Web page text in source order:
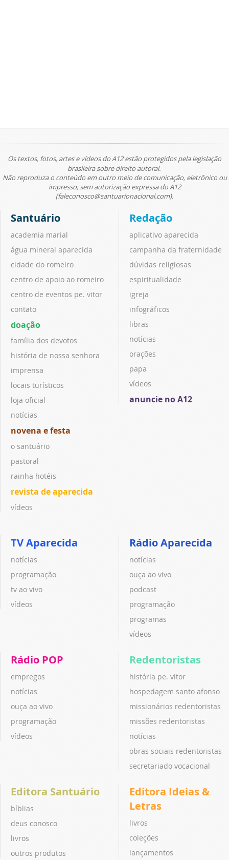
Os textos, fotos, artes e vídeos do A12 estão protegidos pela legislação
brasileira sobre direito autoral.
Não reproduza o conteúdo em outro meio de comunicação, eletrônico ou
impresso, sem autorização expressa do A12
(faleconosco@santuarionacional.com).
Santuário
academia marial
água mineral aparecida
cidade do romeiro
centro de apoio ao romeiro
centro de eventos pe. vitor
contato
doação
família dos devotos
história de nossa senhora
imprensa
locais turísticos
loja oficial
notícias
novena e festa
o santuário
pastoral
rainha hotéis
revista de aparecida
vídeos
Redação
aplicativo aparecida
campanha da fraternidade
dúvidas religiosas
espiritualidade
igreja
infográficos
libras
notícias
orações
papa
vídeos
anuncie no A12
TV Aparecida
notícias
programação
tv ao vivo
vídeos
Rádio Aparecida
notícias
ouça ao vivo
podcast
programação
programas
vídeos
Rádio POP
empregos
notícias
ouça ao vivo
programação
vídeos
Redentoristas
história pe. vitor
hospedagem santo afonso
missionários redentoristas
missões redentoristas
notícias
obras sociais redentoristas
secretariado vocacional
Editora Santuário
bíblias
deus conosco
livros
outros produtos
Editora Ideias &
Letras
livros
coleções
lançamentos